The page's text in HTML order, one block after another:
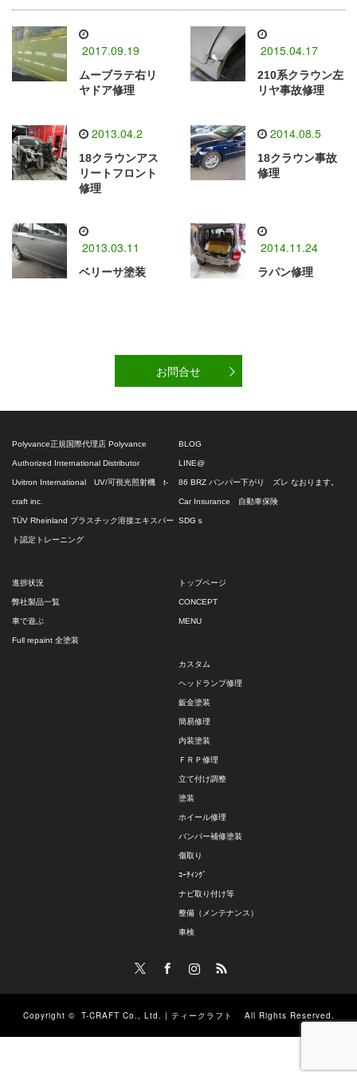
2017.09.19
ムーブラテ右リ
ヤドア修理
2015.04.17
210系クラウン左
リヤ事故修理
2013.04.2
18クラウンアス
リートフロント
修理
2014.08.5
18クラウン事故
修理
2013.03.11
ベリーサ塗装
2014.11.24
ラパン修理
お問合せ
Polyvance正規国際代理店 Polyvance
Authorized International Distributor
Uvitron International UV/可視光照射機 t-
craft inc.
TÜV Rheinland プラスチック溶接エキスパー
ト認定トレーニング
BLOG
LINE@
86 BRZ バンパー下がり ズレ なおります。
Car Insurance 自動車保険
SDGｓ
進捗状況
弊社製品一覧
車で遊ぶ
Full repaint 全塗装
トップページ
CONCEPT
MENU
カスタム
ヘッドランプ修理
鈑金塗装
簡易修理
内装塗装
ＦＲＰ修理
立て付け調整
塗装
ホイール修理
バンパー補修塗装
傷取り
ｺｰﾃｨﾝｸﾞ
ナビ取り付け等
整備（メンテナンス）
車検
InstagramRSS
Copyright © T-CRAFT Co., Ltd. | ティークラフト All Rights Reserved.